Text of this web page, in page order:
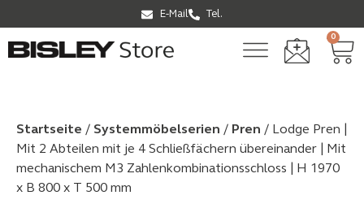
E-Mail Tel.
0
Startseite / Systemmöbel­serien / Pren / Lodge Pren |
Mit 2 Abteilen mit je 4 Schließfächern übereinander | Mit
mechanischem M3 Zahlenkombinationsschloss | H 1970
x B 800 x T 500 mm